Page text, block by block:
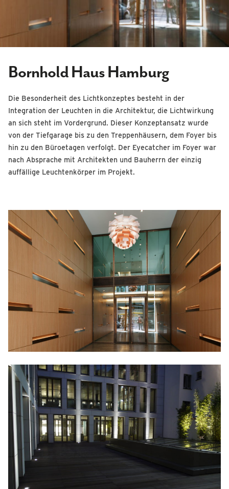
Bornhold Haus Hamburg
Die Besonderheit des Lichtkonzeptes besteht in der
Integration der Leuchten in die Architektur, die Lichtwirkung
an sich steht im Vordergrund. Dieser Konzeptansatz wurde
von der Tiefgarage bis zu den Treppenhäusern, dem Foyer bis
hin zu den Büroetagen verfolgt. Der Eyecatcher im Foyer war
nach Absprache mit Architekten und Bauherrn der einzig
auffällige Leuchtenkörper im Projekt.